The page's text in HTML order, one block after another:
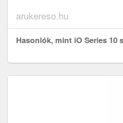
arukereso.hu
Hasonlók, mint iO Series 10